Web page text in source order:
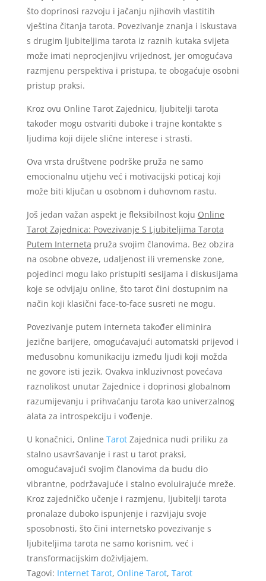
što doprinosi razvoju i jačanju njihovih vlastitih
vještina čitanja tarota. Povezivanje znanja i iskustava
s drugim ljubiteljima tarota iz raznih kutaka svijeta
može imati neprocjenjivu vrijednost, jer omogućava
razmjenu perspektiva i pristupa, te obogaćuje osobni
pristup praksi.
Kroz ovu Online Tarot Zajednicu, ljubitelji tarota
također mogu ostvariti duboke i trajne kontakte s
ljudima koji dijele slične interese i strasti.
Ova vrsta društvene podrške pruža ne samo
emocionalnu utjehu već i motivacijski poticaj koji
može biti ključan u osobnom i duhovnom rastu.
Još jedan važan aspekt je fleksibilnost koju Online
Tarot Zajednica: Povezivanje S Ljubiteljima Tarota
Putem Interneta pruža svojim članovima. Bez obzira
na osobne obveze, udaljenost ili vremenske zone,
pojedinci mogu lako pristupiti sesijama i diskusijama
koje se odvijaju online, što tarot čini dostupnim na
način koji klasični face-to-face susreti ne mogu.
Povezivanje putem interneta također eliminira
jezične barijere, omogućavajući automatski prijevod i
međusobnu komunikaciju između ljudi koji možda
ne govore isti jezik. Ovakva inkluzivnost povećava
raznolikost unutar Zajednice i doprinosi globalnom
razumijevanju i prihvaćanju tarota kao univerzalnog
alata za introspekciju i vođenje.
U konačnici, Online TarotZajednica nudi priliku za
stalno usavršavanje i rast u tarot praksi,
omogućavajući svojim članovima da budu dio
vibrantne, podržavajuće i stalno evoluirajuće mreže.
Kroz zajedničko učenje i razmjenu, ljubitelji tarota
pronalaze duboko ispunjenje i razvijaju svoje
sposobnosti, što čini internetsko povezivanje s
ljubiteljima tarota ne samo korisnim, već i
transformacijskim doživljajem.
Tagovi: Internet Tarot, Online Tarot, Tarot